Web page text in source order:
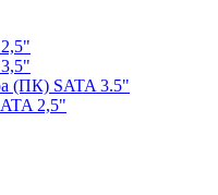
(ПК) SATA 3.5"
2,5"